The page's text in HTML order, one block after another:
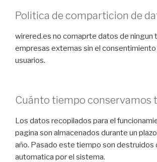
Politica de comparticion de
wirered.es no comaprte datos de ningun
empresas externas sin el
usuarios.
Cuánto tiempo conservamos
Los datos recopilados para el
pagina son almacenados durante un
año. Pasado este tiempo son destruidos
automatica por el sistema.